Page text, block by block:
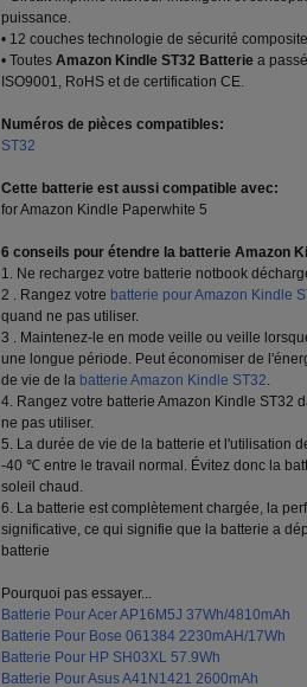
puissance.
• 12 couches technologie de sécurité
• Toutes Amazon Kindle ST32 Batterie a
ISO9001, RoHS et de certification CE.
Numéros de pièces compatibles:
ST32
Cette batterie est aussi compatible avec:
for Amazon Kindle Paperwhite 5
6 conseils pour étendre la batterie Amazon
1. Ne rechargez votre batterie notbook
2 . Rangez votre batterie pour Amazon Kindle
quand ne pas utiliser.
3 . Maintenez-le en mode veille ou veille
une longue période. Peut économiser de
de vie de la batterie Amazon Kindle ST32.
4. Rangez votre batterie Amazon Kindle ST32
ne pas utiliser.
5. La durée de vie de la batterie et l'utilisation
-40 ℃ entre le travail normal. Évitez donc la
soleil chaud.
6. La batterie est complètement chargée, la
significative, ce qui signifie que la batterie a
batterie
Pourquoi pas essayer...
Batterie Pour Acer AP16M5J 37Wh/4810mAh
Batterie Pour Bose 061384 2230mAH/17Wh
Batterie Pour HP SH03XL 57.9Wh
Batterie Pour Asus A41N1421 2600mAh